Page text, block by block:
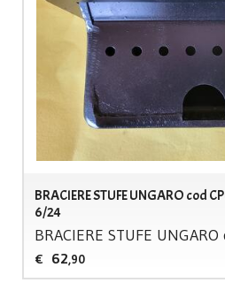
BRACIERE STUFE UNGARO cod
6/24
BRACIERE STUFE UNGARO
€ 62,90